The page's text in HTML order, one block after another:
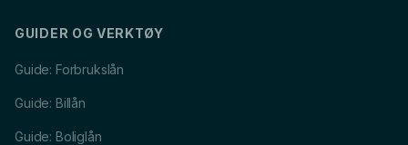
GUIDER OG VERKTØY
Guide: Forbrukslån
Guide: Billån
Guide: Boliglån